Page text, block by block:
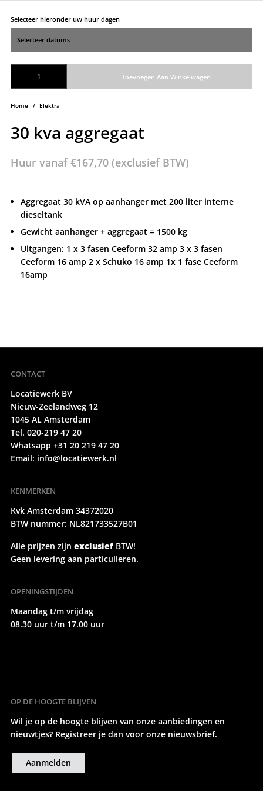
Home / Elektra
30 kva aggregaat
Huur vanaf €167,70(exclusief BTW)
Aggregaat 30 kVA op aanhanger met 200 liter interne
dieseltank
Gewicht aanhanger + aggregaat = 1500 kg
Uitgangen: 1 x 3 fasen Ceeform 32 amp 3 x 3 fasen
Ceeform 16 amp 2 x Schuko 16 amp 1x 1 fase Ceeform
16amp
Selecteer hieronder uw huur dagen
Toevoegen Aan Winkelwagen
CONTACT
Locatiewerk BV
Nieuw-Zeelandweg 12
1045 AL Amsterdam
Tel. 020-219 47 20
Whatsapp +31 20 219 47 20
Email: info@locatiewerk.nl
KENMERKEN
Kvk Amsterdam 34372020
BTW nummer: NL821733527B01
Alle prijzen zijn exclusiefBTW!
Geen levering aan particulieren.
OPENINGSTIJDEN
Maandag t/m vrijdag
08.30 uur t/m 17.00 uur
OP DE HOOGTE BLIJVEN
Wil je op de hoogte blijven van onze aanbiedingen en
nieuwtjes? Registreer je dan voor onze nieuwsbrief.
Aanmelden